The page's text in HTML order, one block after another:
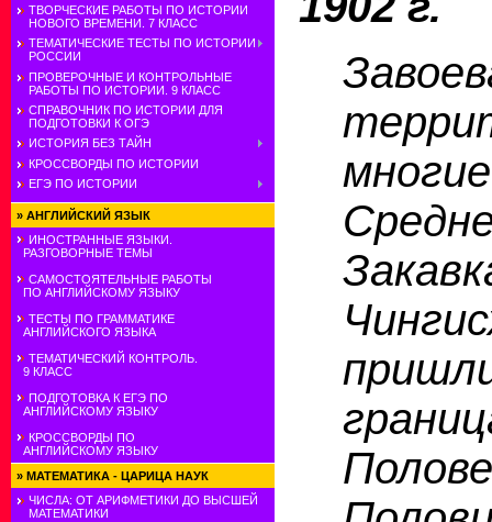
ТВОРЧЕСКИЕ РАБОТЫ ПО ИСТОРИИ
НОВОГО ВРЕМЕНИ. 7 КЛАСС
ТЕМАТИЧЕСКИЕ ТЕСТЫ ПО ИСТОРИИ
РОССИИ
ПРОВЕРОЧНЫЕ И КОНТРОЛЬНЫЕ
РАБОТЫ ПО ИСТОРИИ. 9 КЛАСС
СПРАВОЧНИК ПО ИСТОРИИ ДЛЯ
ПОДГОТОВКИ К ОГЭ
ИСТОРИЯ БЕЗ ТАЙН
КРОССВОРДЫ ПО ИСТОРИИ
ЕГЭ ПО ИСТОРИИ
» АНГЛИЙСКИЙ ЯЗЫК
ИНОСТРАННЫЕ ЯЗЫКИ.
РАЗГОВОРНЫЕ ТЕМЫ
САМОСТОЯТЕЛЬНЫЕ РАБОТЫ
ПО АНГЛИЙСКОМУ ЯЗЫКУ
ТЕСТЫ ПО ГРАММАТИКЕ
АНГЛИЙСКОГО ЯЗЫКА
ТЕМАТИЧЕСКИЙ КОНТРОЛЬ.
9 КЛАСС
ПОДГОТОВКА К ЕГЭ ПО
АНГЛИЙСКОМУ ЯЗЫКУ
КРОССВОРДЫ ПО
АНГЛИЙСКОМУ ЯЗЫКУ
» МАТЕМАТИКА - ЦАРИЦА НАУК
ЧИСЛА: ОТ АРИФМЕТИКИ ДО ВЫСШЕЙ
МАТЕМАТИКИ